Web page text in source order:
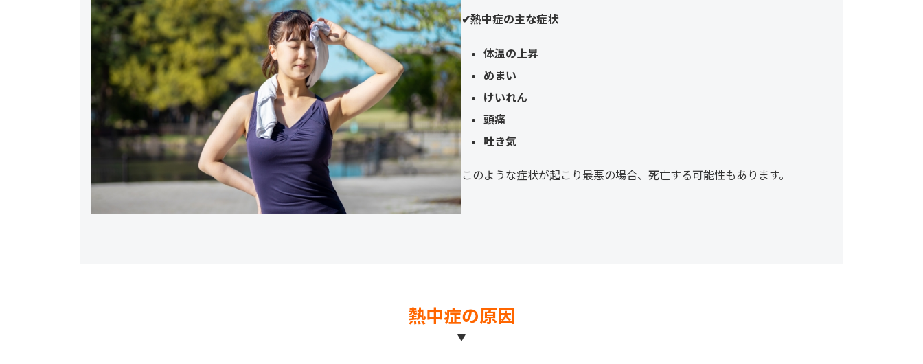
✔︎熱中症の主な症状
体温の上昇
めまい
けいれん
頭痛
吐き気
このような症状が起こり最悪の場合、死亡する可能性もあります。
熱中症の原因